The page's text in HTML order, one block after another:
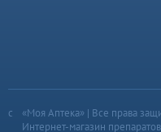
«Моя Аптека» | Все права
Интернет-магазин